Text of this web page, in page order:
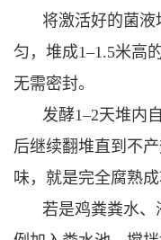
将激活好的菌液
匀，堆成1–1.5米高
无需密封。
发酵1–2天堆内
后继续翻堆直到不
味，就是完全腐熟成
若是鸡粪粪水、